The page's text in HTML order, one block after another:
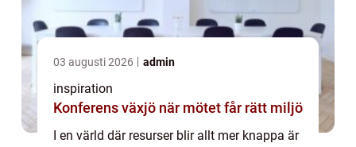
03 augusti 2026 admin
inspiration
Konferens växjö när mötet får rätt miljö
I en värld där resurser blir allt mer knappa är